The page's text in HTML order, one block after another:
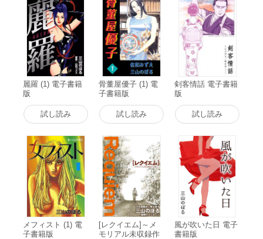
麗羅 (1) 電子書籍
版
試し読み
骨董屋優子 (1) 電
子書籍版
試し読み
剣客情話 電子書籍
版
試し読み
メフィスト (1) 電
子書籍版
[レクイエム]～メ
モリアル未収録作
風が吹いた日 電子
書籍版